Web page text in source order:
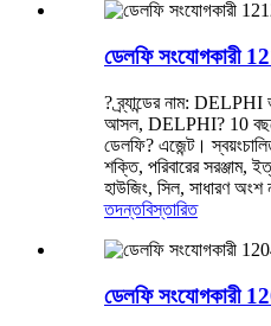
ডেলফি সংযোগকারী
? ব্র্যান্ডের নাম:
আসল, DELPHI? 10
ডেলফি? এজেন্ট।
শক্তি, পরিবারের সরঞ্জাম,
হাউজিং, সিল, সাধারণ
তদন্তবিস্তারিত
ডেলফি সংযোগকারী